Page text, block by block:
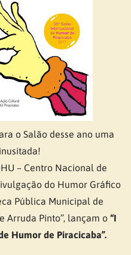
o Salão desse ano uma
– Centro Nacional de
do Humor Gráfico
Pública Municipal de
Arruda Pinto”, lançam o “I
Humor de Piracicaba”.